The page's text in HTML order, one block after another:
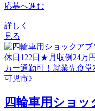
応募へ進む
詳しく
見る
四輪車用ショ